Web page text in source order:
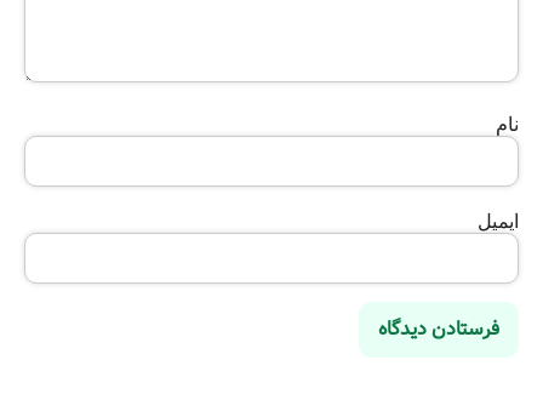
نام
ایمیل